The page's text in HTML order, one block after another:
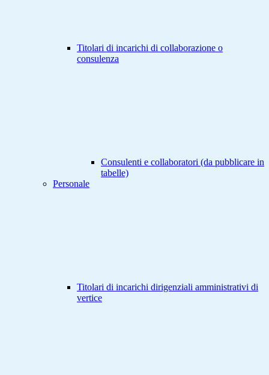
Titolari di incarichi di collaborazione o
consulenza
Consulenti e collaboratori (da pubblicare in
tabelle)
Personale
Titolari di incarichi dirigenziali amministrativi di
vertice